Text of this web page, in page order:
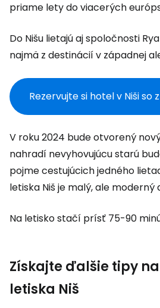
priame lety do viacerých
Do Nišu lietajú aj spoločnosti
najmä z destinácií v západnej
Rezervujte si hotel v Niši so
V roku 2024 bude otvorený
nahradí nevyhovujúcu starú
pojme cestujúcich jedného
letiska Niš je malý, ale
Na letisko stačí prísť 75-90
Získajte ďalšie tipy
letiska Niš